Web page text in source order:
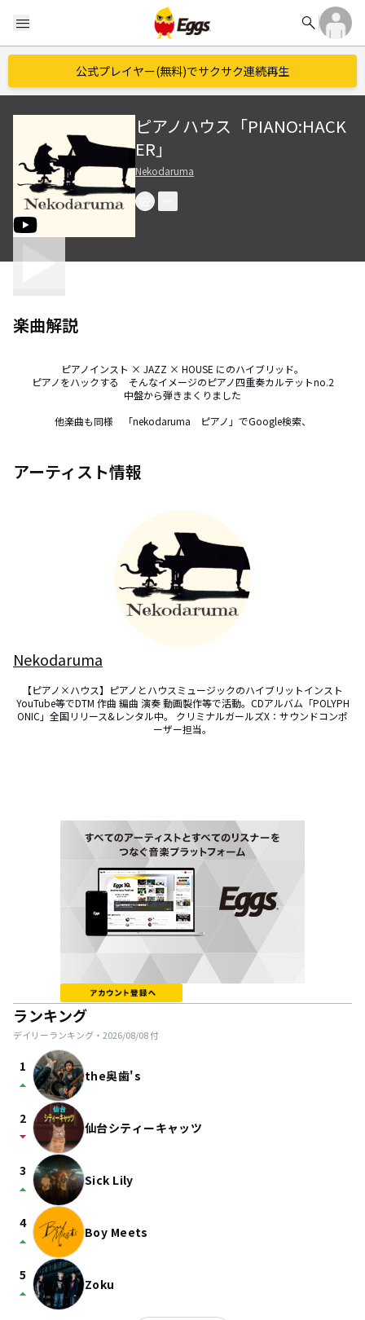
menu search
公式プレイヤー(無料)でサクサク連続再生
ピアノハウス「PIANO:HACK
ER」
Nekodaruma
楽曲解説
ピアノインスト × JAZZ × HOUSE にのハイブリッド。
ピアノをハックする　そんなイメージのピアノ四重奏カルテットno.2
中盤から弾きまくりました
他楽曲も同様　「nekodaruma　ピアノ」でGoogle検索、
アーティスト情報
Nekodaruma
【ピアノ×ハウス】ピアノとハウスミュージックのハイブリットインスト
YouTube等でDTM 作曲 編曲 演奏 動画製作等で活動。CDアルバム「POLYPH
ONIC」全国リリース&レンタル中。 クリミナルガールズX：サウンドコンポ
ーザー担当。
ランキング
デイリーランキング・ 2026/08/08付
1
arrow_drop_up the奥歯's
2
arrow_drop_down 仙台シティーキャッツ
3
arrow_drop_up Sick Lily
4
arrow_drop_up Boy Meets
5
arrow_drop_up Zoku